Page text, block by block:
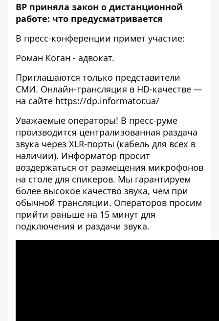
ВР приняла закон о дистанционной
работе: что предусматривается
В пресс-конференции примет участие:
Роман Коган - адвокат.
Приглашаются только представители
СМИ. Онлайн-трансляция в HD-качестве —
на сайте https://dp.informator.ua/
Уважаемые операторы! В пресс-руме
производится централизованная раздача
звука через XLR-порты (кабель для всех в
наличии). Информатор просит
воздержаться от размещения микрофонов
на столе для спикеров. Мы гарантируем
более высокое качество звука, чем при
обычной трансляции. Операторов просим
прийти раньше на 15 минут для
подключения и раздачи звука.